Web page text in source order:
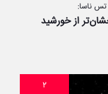
ناسا:
۲